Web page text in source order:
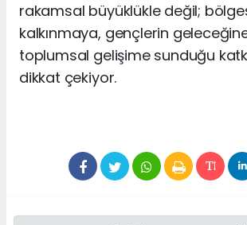
rakamsal büyüklükle değil;
kalkınmaya, gençlerin
toplumsal gelişime sunduğu
dikkat çekiyor.